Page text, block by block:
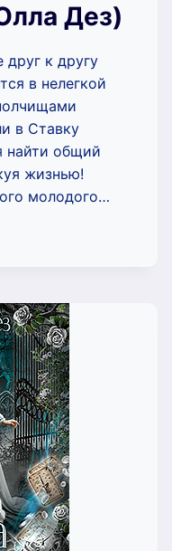
Дез)
к другу
в нелегкой
в Ставку
найти общий
жизнью!
молодого…